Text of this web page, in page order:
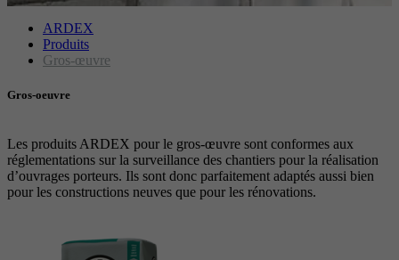
ARDEX
Produits
Gros-œuvre
Gros-oeuvre
Les produits ARDEX pour le gros-œuvre sont conformes aux
réglementations sur la surveillance des chantiers pour la réalisation
d’ouvrages porteurs. Ils sont donc parfaitement adaptés aussi bien
pour les constructions neuves que pour les rénovations.
Période
Objectif
Prestataire .myfonts.net
Sert de licence pour l’utilisation d’une police
Période 1 Jour
Cookie Google pour contrôler la gestion